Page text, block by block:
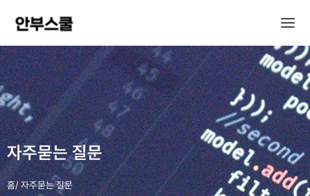
로
건
너
뛰
기
자주묻는 질문
홈/ 자주묻는 질문